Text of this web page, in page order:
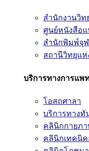
สำนักงานวิท
ศูนย์หนังสือแ
สำนักพิมพ์จุ
สถานีวิทยุแห่
บริการทางการแพ
โอสถศาลา
บริการทางทั
คลินิกกายภ
คลินิกเทคนิ